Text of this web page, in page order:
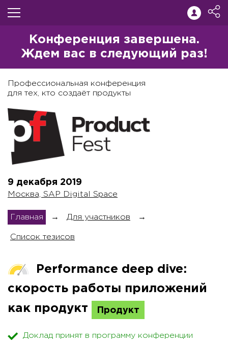
Конференция завершена.
Ждем вас в следующий раз!
Профессиональная конференция
для тех, кто создаёт продукты
9 декабря 2019
Москва, SAP Digital Space
Главная → Для участников →
Список тезисов
Performance deep dive:
скорость работы приложений
как продукт
Продукт
Доклад принят в программу конференции